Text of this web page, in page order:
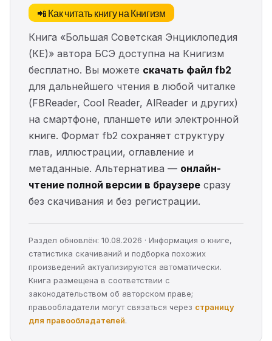
📲 Как читать книгу на Книгизм
Книга «Большая Советская Энциклопедия
(КЕ)» автора БСЭ доступна на Книгизм
бесплатно. Вы можете скачать файл fb2
для дальнейшего чтения в любой читалке
(FBReader, Cool Reader, AlReader и других)
на смартфоне, планшете или электронной
книге. Формат fb2 сохраняет структуру
глав, иллюстрации, оглавление и
метаданные. Альтернатива — онлайн-
чтение полной версии в браузере сразу
без скачивания и без регистрации.
Раздел обновлён: 10.08.2026 · Информация о книге,
статистика скачиваний и подборка похожих
произведений актуализируются автоматически.
Книга размещена в соответствии с
законодательством об авторском праве;
правообладатели могут связаться через страницу
для правообладателей.